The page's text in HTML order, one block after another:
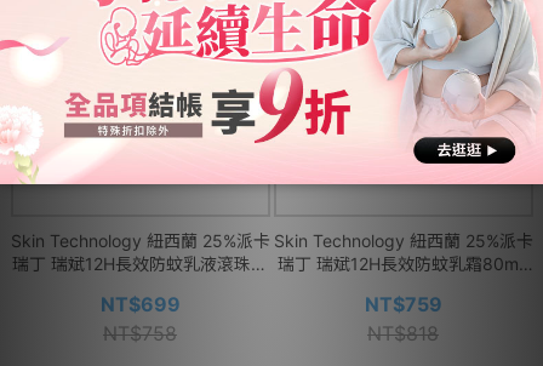
Skin Technology 紐西蘭 25%派卡
瑞丁 瑞斌12H長效防蚊乳液滾珠瓶
NT$699
NT$758
Skin Technology 紐西蘭 25%派卡
瑞丁 瑞斌12H長效防蚊乳霜80ml-
NT$759
NT$818